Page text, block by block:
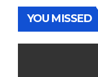
YOU MISSED